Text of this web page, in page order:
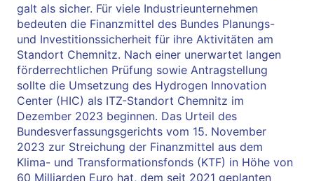
galt als sicher. Für viele Industrieunternehmen
bedeuten die Finanzmittel des Bundes Planungs-
und Investitionssicherheit für ihre Aktivitäten am
Standort Chemnitz. Nach einer unerwartet langen
förderrechtlichen Prüfung sowie Antragstellung
sollte die Umsetzung des Hydrogen Innovation
Center (HIC) als ITZ-Standort Chemnitz im
Dezember 2023 beginnen. Das Urteil des
Bundesverfassungsgerichts vom 15. November
2023 zur Streichung der Finanzmittel aus dem
Klima- und Transformationsfonds (KTF) in Höhe von
60 Milliarden Euro hat, dem seit 2021 geplanten